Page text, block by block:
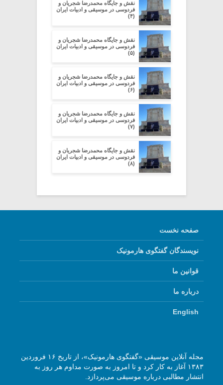
نقش و جایگاه محمدرضا شجریان و
فردوسی در موسیقی و ادبیات ایران
(۴)
نقش و جایگاه محمدرضا شجریان و
فردوسی در موسیقی و ادبیات ایران
(۵)
نقش و جایگاه محمدرضا شجریان و
فردوسی در موسیقی و ادبیات ایران
(۶)
نقش و جایگاه محمدرضا شجریان و
فردوسی در موسیقی و ادبیات ایران
(۷)
نقش و جایگاه محمدرضا شجریان و
فردوسی در موسیقی و ادبیات ایران
(۸)
صفحه نخست
نویسندگان گفتگوی هارمونیک
قوانین ما
درباره ما
English
مجله آنلاین موسیقی «گفتگوی هارمونیک»، از تاریخ ۱۶ فروردین
۱۳۸۳ آغاز به کار کرد و تا امروز به صورت مداوم هر روز به
انتشار مطالبی درباره موسیقی می‌پردازد.